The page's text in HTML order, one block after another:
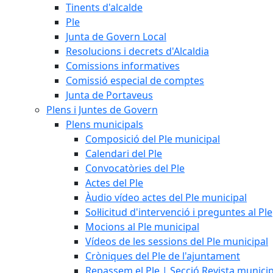
Tinents d'alcalde
Ple
Junta de Govern Local
Resolucions i decrets d'Alcaldia
Comissions informatives
Comissió especial de comptes
Junta de Portaveus
Plens i Juntes de Govern
Plens municipals
Composició del Ple municipal
Calendari del Ple
Convocatòries del Ple
Actes del Ple
Àudio vídeo actes del Ple municipal
Sol·licitud d'intervenció i preguntes al Ple
Mocions al Ple municipal
Vídeos de les sessions del Ple municipal
Cròniques del Ple de l'ajuntament